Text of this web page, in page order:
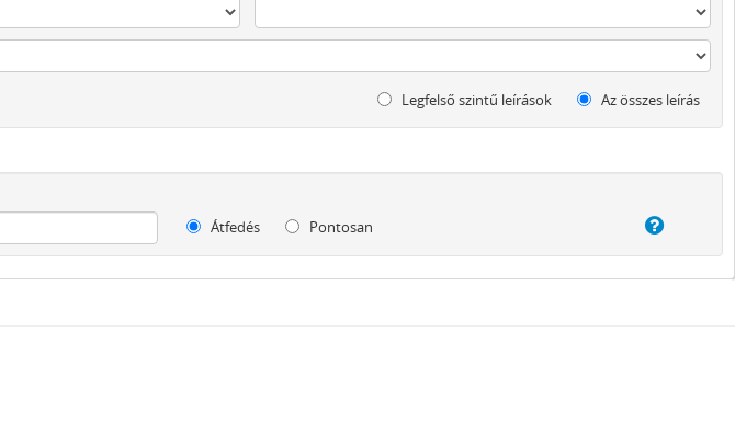
Legfelső szintű leírások Az összes leírás
Átfedés
Pontosan